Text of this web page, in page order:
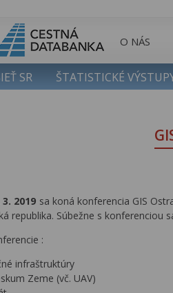
O NÁS
SR ŠTATISTICKÉ
2019 sa koná konferencia GIS
republika. Súbežne s konferenciou
:
infraštruktúry
Zeme (vč. UAV)